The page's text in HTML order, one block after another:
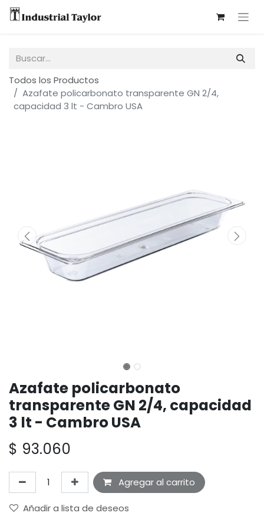
Todos los Productos
Azafate policarbonato transparente GN 2/4,
capacidad 3 lt - Cambro USA
Azafate policarbonato
transparente GN 2/4, capacidad
3 lt - Cambro USA
$ 93.060
Agregar al carrito
Añadir a lista de deseos